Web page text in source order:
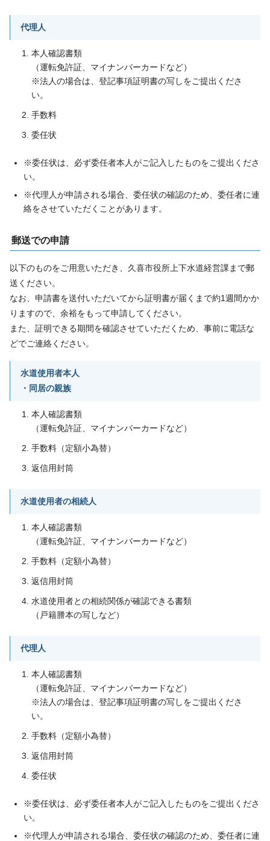
代理人
本人確認書類
（運転免許証、マイナンバーカードなど）
※法人の場合は、登記事項証明書の写しをご提出くださ
い。
手数料
委任状
※委任状は、必ず委任者本人がご記入したものをご提出くださ
い。
※代理人が申請される場合、委任状の確認のため、委任者に連
絡をさせていただくことがあります。
郵送での申請
以下のものをご用意いただき、久喜市役所上下水道経営課まで郵
送ください。
なお、申請書を送付いただいてから証明書が届くまで約1週間かか
りますので、余裕をもって申請してください。
また、証明できる期間を確認させていただくため、事前に電話な
どでご連絡ください。
水道使用者本人
・同居の親族
本人確認書類
（運転免許証、マイナンバーカードなど）
手数料（定額小為替）
返信用封筒
水道使用者の相続人
本人確認書類
（運転免許証、マイナンバーカードなど）
手数料（定額小為替）
返信用封筒
水道使用者との相続関係が確認できる書類
（戸籍謄本の写しなど）
代理人
本人確認書類
（運転免許証、マイナンバーカードなど）
※法人の場合は、登記事項証明書の写しをご提出くださ
い。
手数料（定額小為替）
返信用封筒
委任状
※委任状は、必ず委任者本人がご記入したものをご提出くださ
い。
※代理人が申請される場合、委任状の確認のため、委任者に連